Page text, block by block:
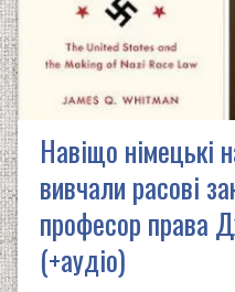
Навіщо німецькі
вивчали расові
професор права
(+аудіо)